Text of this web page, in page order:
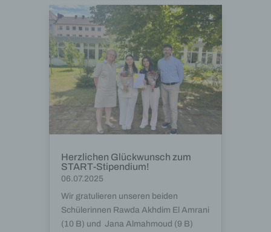
Herzlichen Glückwunsch zum
START-Stipendium!
06.07.2025
Wir gratulieren unseren beiden
Schülerinnen Rawda Akhdim El Amrani
(10 B) und Jana Almahmoud (9 B)